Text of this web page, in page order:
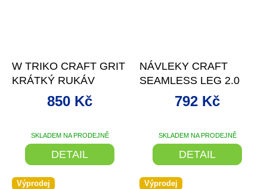
W TRIKO CRAFT GRIT
KRÁTKÝ RUKÁV
SKLADEM NA PRODEJNĚ
850 Kč
DETAIL
NÁVLEKY CRAFT
SEAMLESS LEG 2.0
SKLADEM NA PRODEJNĚ
792 Kč
DETAIL
Výprodej Výprodej